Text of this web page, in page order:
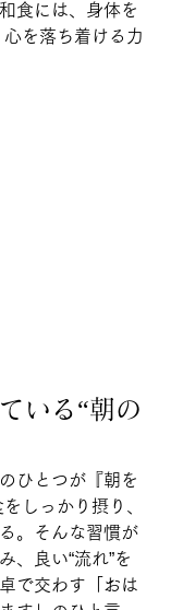
食には、身体を
を落ち着ける力
いる“朝の
ひとつが『朝を
しっかり摂り、
。そんな習慣が
、良い“流れ”を
で交わす「おは